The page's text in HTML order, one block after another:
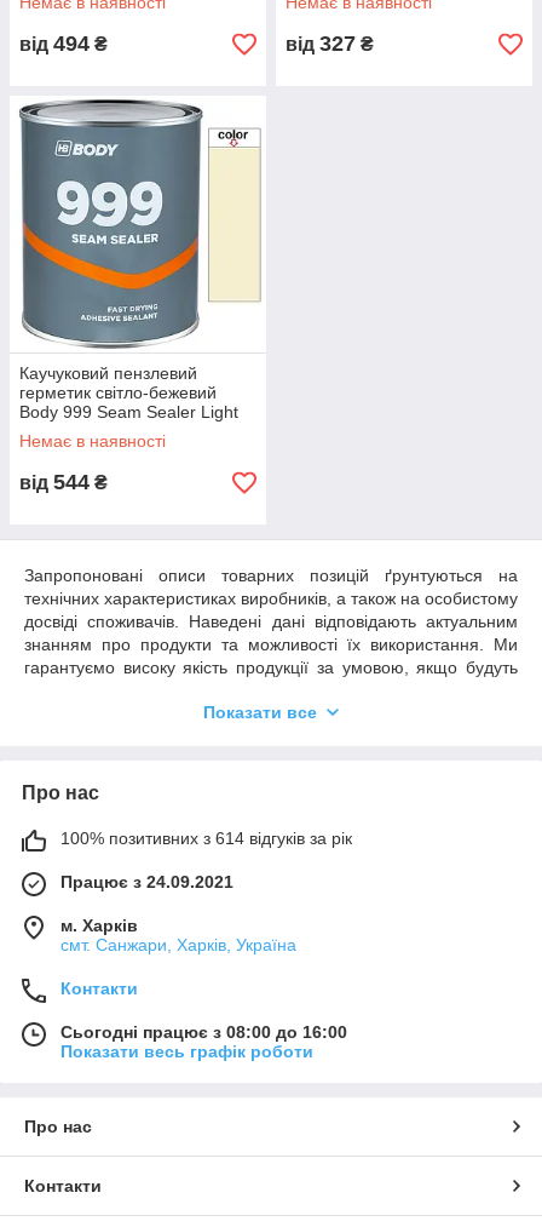
від 494 ₴ від 327 ₴
Каучуковий пензлевий
герметик світло-бежевий
Body 999 Seam Sealer Light
Beige 1кг
Немає в наявності
від 544 ₴
Запропоновані описи товарних позицій ґрунтуються на
технічних характеристиках виробників, а також на особистому
досвіді споживачів. Наведені дані відповідають актуальним
знанням про продукти та можливості їх використання. Ми
гарантуємо високу якість продукції за умовою, якщо будуть
Необхідним є пробне тестування обраного продукту у зв'язку
застосування продуктів, якщо на кінцевий результат мали
вплив фактори, що знаходяться поза зоною нашого
контролю.
Показати все
Про нас
100% позитивних з 614 відгуків за рік
Працює з 24.09.2021
м. Харків
смт. Санжари, Харків, Україна
Контакти
Сьогодні працює з 08:00 до 16:00
Показати весь графік роботи
Про нас
Контакти